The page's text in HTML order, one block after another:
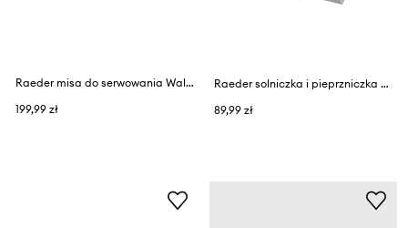
Raeder misa do serwowania Walk In The Park 18 x 8 cm
199,99 zł
Raeder solniczka i pieprzniczka Nexio
89,99 zł